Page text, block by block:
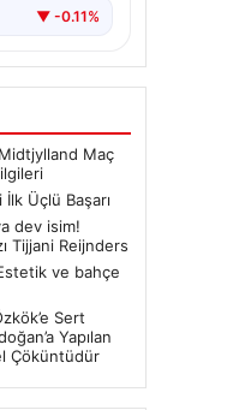
▼ -0.11%
Maç
Üçlü Başarı
dev isim!
Tijjani Reijnders
ve bahçe
Sert
Yapılan
Çöküntüdür